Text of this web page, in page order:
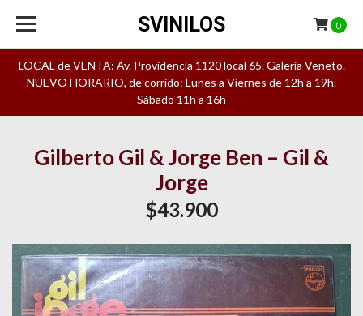
LOCAL de VENTA: Av. Providencia 1120 local 65. Galeria Veneto.
NUEVO HORARIO, de corrido: Lunes a Viernes de 12h a 19h.
Sábado 11h a 16h
SVINILOS 0
Gilberto Gil & Jorge Ben – Gil &
Jorge
$43.900